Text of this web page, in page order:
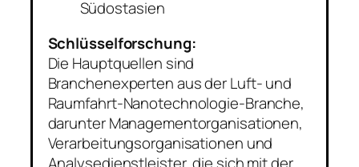
Südostasien
Schlüsselforschung:
Die Hauptquellen sind
Branchenexperten aus der Luft- und
Raumfahrt-Nanotechnologie-Branche,
darunter Managementorganisationen,
Verarbeitungsorganisationen und